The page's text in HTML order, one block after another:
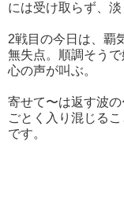
には受け取らず、淡
2戦目の今日は、覇
無失点。順調そうで
心の声が叫ぶ。
寄せて〜は返す波
ごとく入り混じる
です。